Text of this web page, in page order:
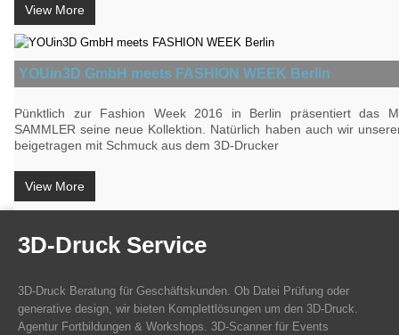
View More
YOUin3D GmbH meets FASHION WEEK Berlin
Pünktlich zur Fashion Week 2016 in Berlin präsentiert das
SAMMLER seine neue Kollektion. Natürlich haben auch wir
beigetragen mit Schmuck aus dem 3D-Drucker
View More
3D-Druck Service
3D-Druck Beratung für Geschäftskunden. Ob Datei Prüfung oder
generative design, wir bieten Komplettlösungen um den 3D-Druck.
Agentur Fortbildungen & Workshops. 3D-Scanner für Events